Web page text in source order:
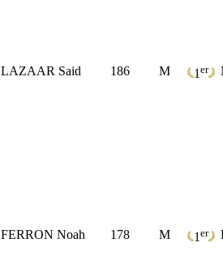
LAZAAR Said 186 M 1 er
FERRON Noah 178 M 1 er